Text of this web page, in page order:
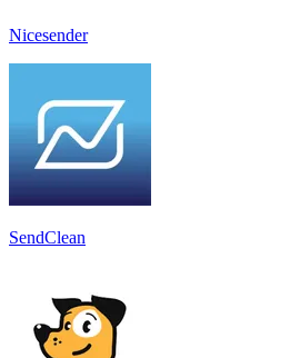
Nicesender
SendClean